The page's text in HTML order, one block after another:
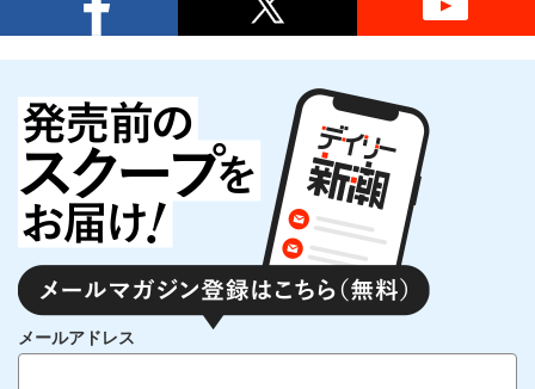
メールアドレス